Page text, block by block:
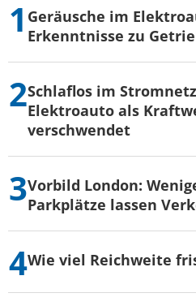
Geräusche im
Erkenntnisse zu
Schlaflos im
Elektroauto als
verschwendet
Vorbild London:
Parkplätze lassen
Wie viel Reichweite